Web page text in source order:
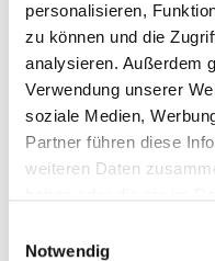
personalisieren,
zu können und die
analysieren. Außerdem
Verwendung unserer
soziale Medien,
Partner führen diese
weiteren Daten
Notwendig